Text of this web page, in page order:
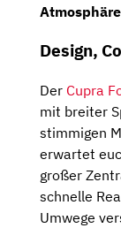
Atmosphäre
Design,
Der Cupra
mit breiter
stimmigen
erwartet
großer
schnelle
Umwege